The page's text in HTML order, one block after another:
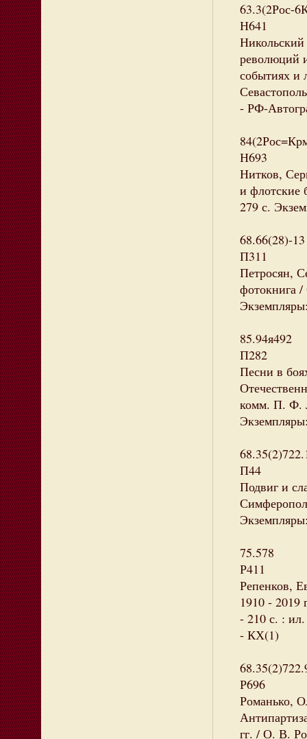
63.3(2Рос-
Н641
революций
событиях и
- РФ-
Н693
Нитков,
и флотские
279 с.
68.66(28)-13
П311
Петросян,
фотокнига
85.94я492
П282
Песни в
комм. П. Ф.
П44
Подвиг и
75.578
Р411
Репенков,
1910 - 2019
- 210 с. :
- КХ(1)
Р696
Романько,
гг. / О. В.